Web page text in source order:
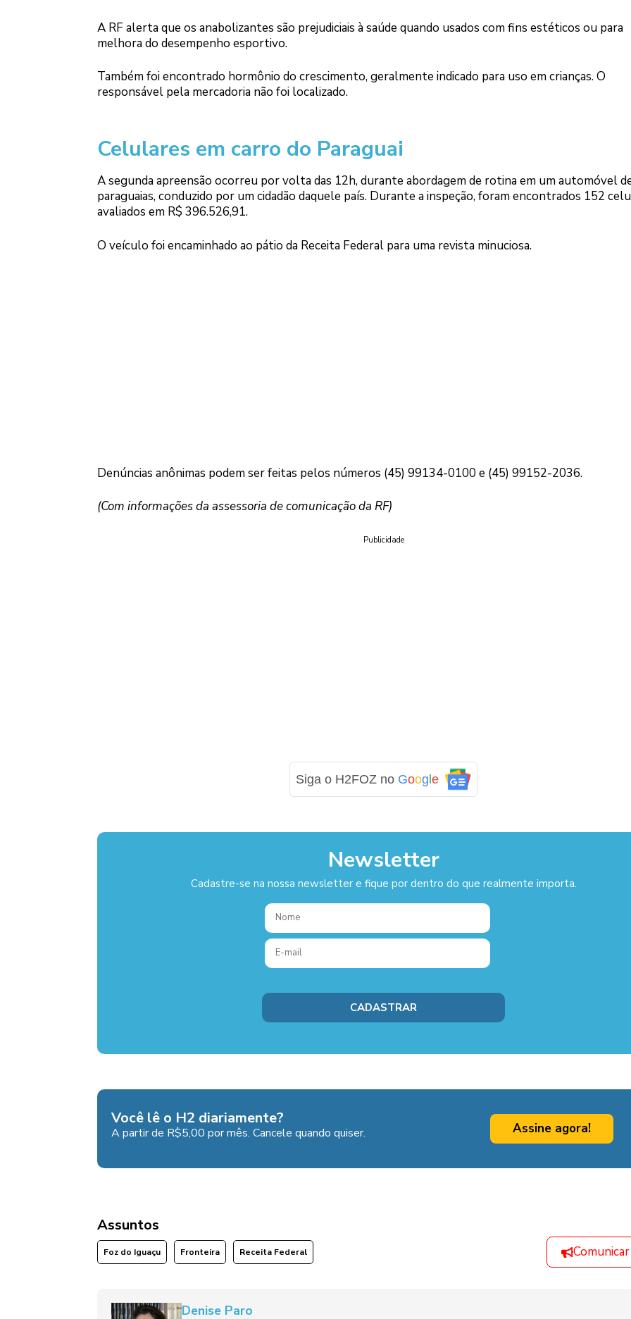
A RF alerta que os anabolizantes são prejudiciais à saúde quando usados com fins estéticos ou para
melhora do desempenho esportivo.
Também foi encontrado hormônio do crescimento, geralmente indicado para uso em crianças. O
responsável pela mercadoria não foi localizado.
Celulares em carro do Paraguai
A segunda apreensão ocorreu por volta das 12h, durante abordagem de rotina em um automóvel
paraguaias, conduzido por um cidadão daquele país. Durante a inspeção, foram encontrados 152
avaliados em R$ 396.526,91.
O veículo foi encaminhado ao pátio da Receita Federal para uma revista minuciosa.
Denúncias anônimas podem ser feitas pelos números (45) 99134-0100 e (45) 99152-2036.
(Com informações da assessoria de comunicação da RF)
Publicidade
Siga o H2FOZ no Goog le
Newsletter
Cadastre-se na nossa newsletter e fique por dentro do que realmente importa.
Você lê o H2 diariamente?
A partir de R$5,00 por mês. Cancele quando quiser. Assine agora!
Assuntos
Foz do Iguaçu Fronteira Receita Federal
Denise Paro